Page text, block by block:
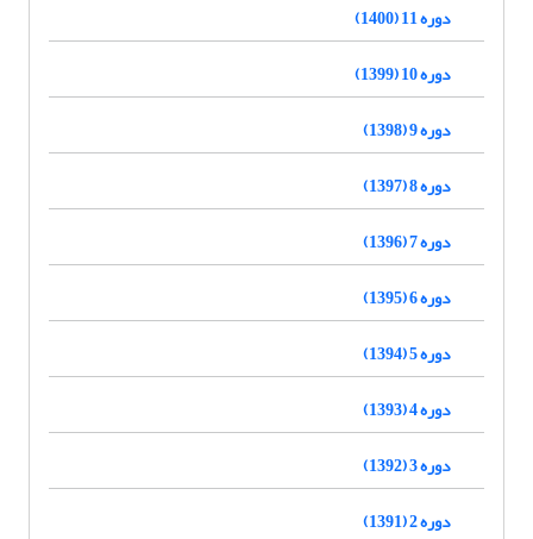
دوره 11 (1400)
دوره 10 (1399)
دوره 9 (1398)
دوره 8 (1397)
دوره 7 (1396)
دوره 6 (1395)
دوره 5 (1394)
دوره 4 (1393)
دوره 3 (1392)
دوره 2 (1391)